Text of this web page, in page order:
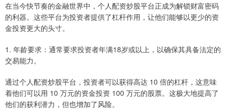
在当今快节奏的金融世界中，个人配资炒股平台正成为解锁财富密码
的利器。这些平台为投资者提供了杠杆作用，让他们能够以更少的资
金投资更大的头寸。
1. 年龄要求：通常要求投资者年满18岁或以上，以确保其具备法定的
交易能力。
通过个人配资炒股平台，投资者可以获得高达 10 倍的杠杆，这意味
着他们可以用 10 万元的资金投资 100 万元的股票。这极大地提高了
他们的获利潜力，但也增加了风险。